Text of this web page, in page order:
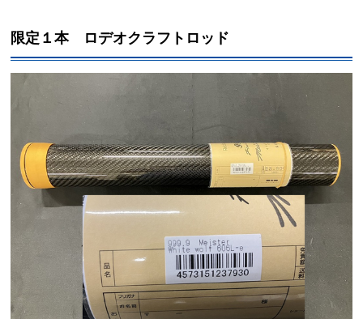
限定１本 ロデオクラフトロッド